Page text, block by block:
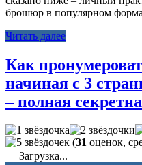
брошюр в популярном
Читать далее
Как
начиная с 3
– полная
(31 оценок,
Загрузка...